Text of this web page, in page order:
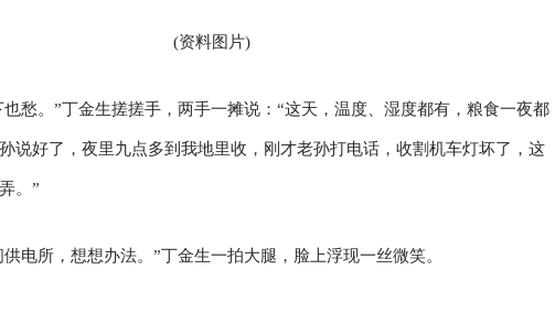
(资料图片)
也愁。”丁金生搓搓手，两手一摊说：“这天，温度、湿度都有，粮食一夜都
说好了，夜里九点多到我地里收，刚才老孙打电话，收割机车灯坏了，这
。”
电所，想想办法。”丁金生一拍大腿，脸上浮现一丝微笑。